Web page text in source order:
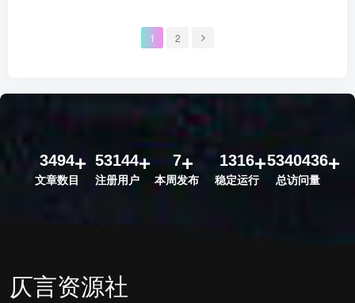
1 2
3494
文章数目
53144
注册用户
7
本周发布
1316
稳定运行
5340436
总访问量
仄言资源社